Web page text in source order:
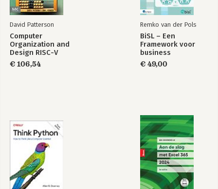
David Patterson
Computer
Organization and
Design RISC-V
Edition
€ 106,54
Remko van der Pols
BiSL – Een
Framework voor
business
€ 49,00